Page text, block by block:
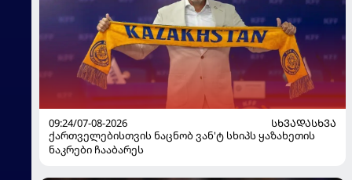
09:24/07-08-2026
ᲡᲮᲕᲐᲓᲐᲡᲮᲕᲐ
ქართველებისთვის ნაცნობ ვან'ტ სხიპს ყაზახეთის
ნაკრები ჩააბარეს